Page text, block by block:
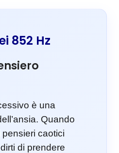
852 Hz
è una
Quando
caotici
di prendere